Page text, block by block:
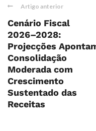
Artigo anterior
Cenário Fiscal
2026–2028:
Projecções
Consolidação
Moderada com
Crescimento
Sustentado das
Receitas